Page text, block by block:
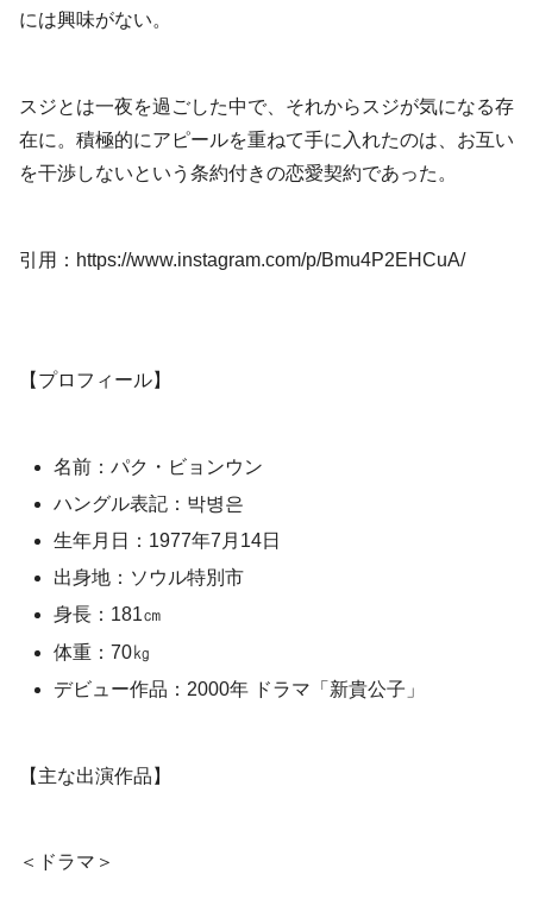
には興味がない。
スジとは一夜を過ごした中で、それからスジが気になる存
在に。積極的にアピールを重ねて手に入れたのは、お互い
を干渉しないという条約付きの恋愛契約であった。
引用：https://www.instagram.com/p/Bmu4P2EHCuA/
【プロフィール】
名前：パク・ビョンウン
ハングル表記：박병은
生年月日：1977年7月14日
出身地：ソウル特別市
身長：181㎝
体重：70㎏
デビュー作品：2000年 ドラマ「新貴公子」
【主な出演作品】
＜ドラマ＞